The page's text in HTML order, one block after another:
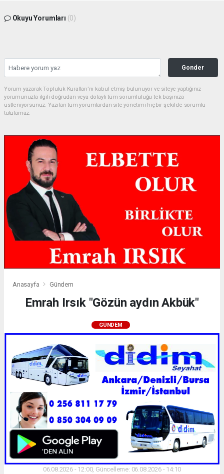
Okuyu Yorumları (0)
Gonder
Yorum yazarak Topluluk Kuralları’nı kabul etmiş bulunuyor ve siteye yaptığınız
yorumunuzla ilgili doğrudan veya dolaylı tüm sorumluluğu tek başınıza
üstleniyorsunuz. Yazılan tüm yorumlardan site yönetimi hiçbir şekilde sorumlu
tutulamaz.
Anasayfa Gündem
Emrah Irsık "Gözün aydın Akbük"
GÜNDEM
06.08.2026 - 12:00, Güncelleme: 06.08.2026 - 14:10